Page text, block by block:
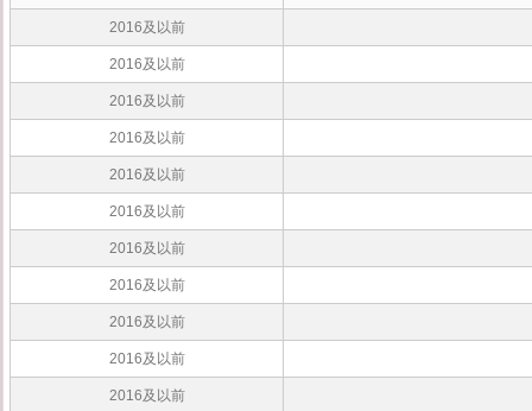
2016及以前
2016及以前
2016及以前
2016及以前
2016及以前
2016及以前
2016及以前
2016及以前
2016及以前
2016及以前
2016及以前